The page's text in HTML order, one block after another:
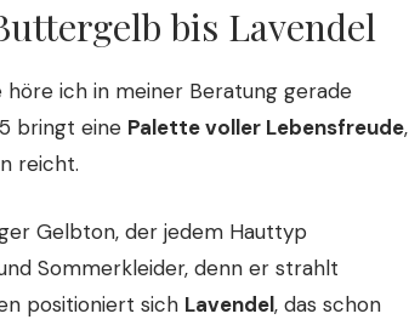
bis Lavendel
höre ich in meiner Beratung gerade
bringt eine Palette voller Lebensfreude,
reicht.
Gelbton, der jedem Hauttyp
Sommerkleider, denn er strahlt
positioniert sich Lavendel, das schon